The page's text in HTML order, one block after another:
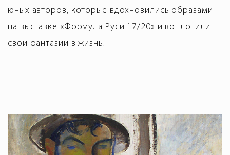
юных авторов, которые вдохновились образами
на выставке «Формула Руси 17/20» и воплотили
свои фантазии в жизнь.